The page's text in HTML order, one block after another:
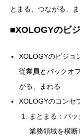
とまる、つながる、
■XOLOGYのビ
XOLOGYのビジョ
従業員とバックオ
がる、まわる
XOLOGYのコンセ
まとまる：バ
業務領域を横